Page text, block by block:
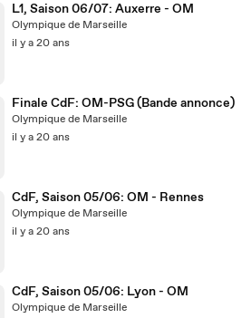
L1, Saison 06/07: Auxerre - OM
Olympique de Marseille
il y a 20 ans
Finale CdF: OM-PSG (Bande annonce)
Olympique de Marseille
il y a 20 ans
CdF, Saison 05/06: OM - Rennes
Olympique de Marseille
il y a 20 ans
CdF, Saison 05/06: Lyon - OM
Olympique de Marseille